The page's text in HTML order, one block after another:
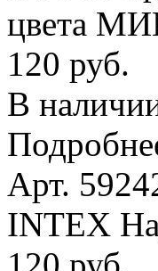
цвета
120 руб.
В
Арт.
INTEX